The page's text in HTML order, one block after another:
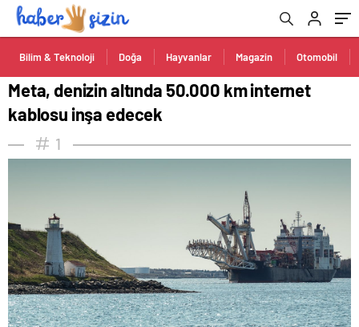
Bilim & Teknoloji Doğa Hayvanlar Magazin Otomobil
Meta, denizin altında 50.000 km internet
kablosu inşa edecek
1